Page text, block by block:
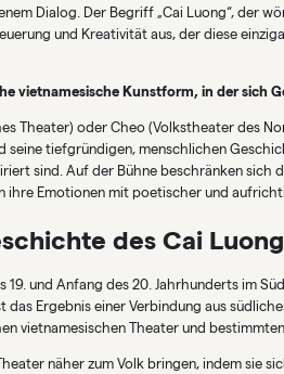
Dialog. Der Begriff „Cai Luong“, der
und Kreativität aus, der diese
vietnamesische Kunstform, in der sich
Theater) oder Cheo (Volkstheater des
seine tiefgründigen, menschlichen
sind. Auf der Bühne beschränken sich
ihre Emotionen mit poetischer und
des Cai Luong
19. und Anfang des 20. Jahrhunderts im
das Ergebnis einer Verbindung aus
vietnamesischen Theater und
näher zum Volk bringen, indem sie